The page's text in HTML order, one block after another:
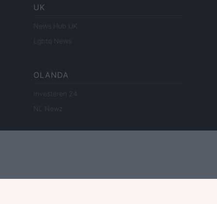
UK
News Hub UK
Lgbtq News
OLANDA
Investeren 24
NL Newz